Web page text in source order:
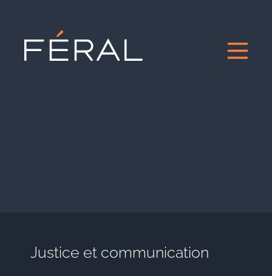
Justice et communication